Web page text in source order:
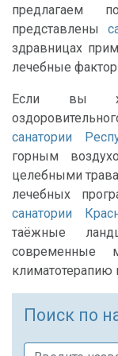
предлагаем
представлены
здравницах
лечебные
Если вы
санатории
горным
целебными
лечебных
санатории
таёжные
современные
климатотерапию
Поиск по